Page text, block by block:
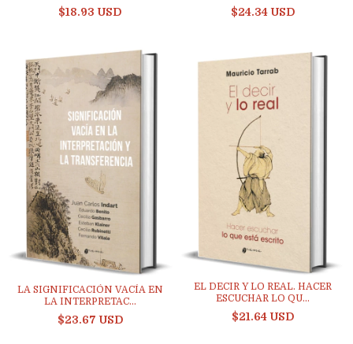
$18.93 USD $24.34 USD
LA SIGNIFICACIÓN VACÍA EN
LA INTERPRETAC...
$23.67 USD
EL DECIR Y LO REAL. HACER
ESCUCHAR LO QU...
$21.64 USD